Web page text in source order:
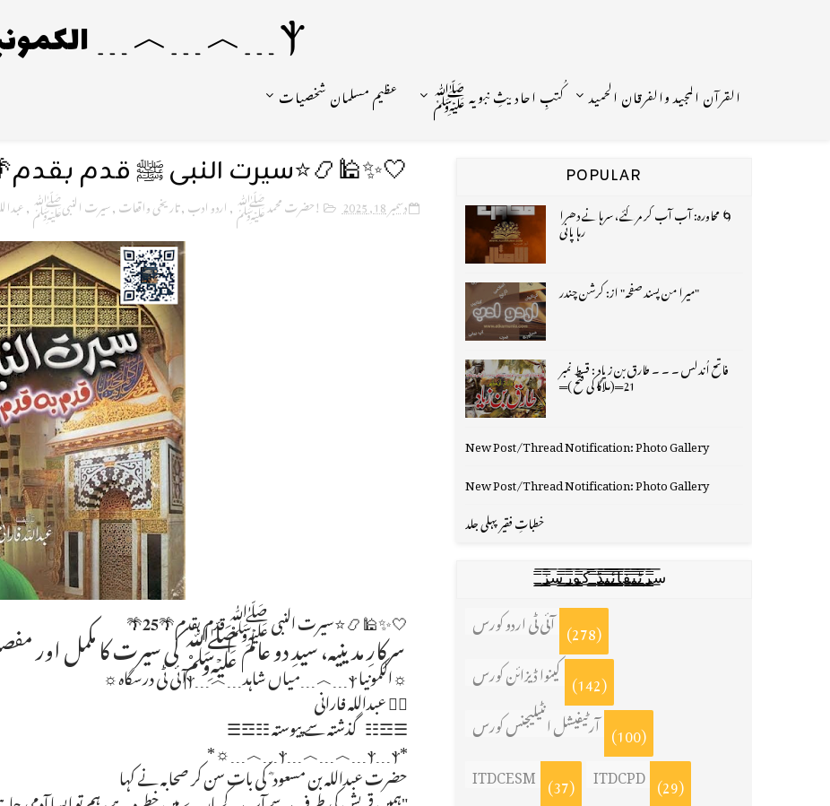
Ⲯ﹍︿﹍︿﹍ الکمونیا ﹍Ⲯ﹍Ⲯ﹍︿﹍☼
القرآن المجید والفرقان الحمید کُتبِ احادیثِ نبویہ ﷺ عظیم مسلمان شخصیات
🤍✨🕌📿⭐️سیرت النبی ﷺ قدم
دسمبر 18, 2025 !حضرت محمد ﷺ ,اردو ادب,تاریخی واقعات,سیرت النبیﷺ ,
🤍✨🕌📿⭐️سیرت النبی ﷺ قدم بقدم🌴𝟐𝟓🌴
سرکارِ مدینیہ، سیدِ دو عالم ﷺ کی سیرت کا مکمل اور
☼الکمونیا ⲯ﹍︿﹍میاں شاہد﹍︿﹍ⲯآئی ٹی درسگاہ☼
✍🏻 عبداللہ فارانی
☰☲☷ گذشتہ سے پیوستہ ☷☲☰
*ⲯ﹍︿﹍︿﹍ⲯ﹍ⲯ﹍︿﹍☼*
حضرت عبداللہ بن مسعود ؓ کی بات سن کر صحابہ نے کہا
POPULAR
🌀 محاورہ: آب آب کر مر گئے، سرہانے دھرا
رہا پانی
"میرا من پسند صفحہ" از: کرشن چندر
فاتح اُندلس ۔ ۔ ۔ طارق بن زیاد : قسط نمبر
21═(ملاگا کی فتح )═
New Post/Thread Notification: Photo Gallery
New Post/Thread Notification: Photo Gallery
خطباتِ فقیر پہلی جلد
س̳̿͟͞ر̳̿͟͞ٹ̳̿͟͞ی̳̿͟͞ف̳̿͟͞ا̳̿͟͞ي̳̳̿ٔ̿͟͟͞͞ی̳̿͟͞ڈ̳̿͟͞ ̳̿͟͞ک̳̿͟͞و̳̿͟͞ر̳̿͟͞س̳̿͟͞ز̳̿͟͞
آئی ٹی اردو کورس (278)
کینوا ڈیزائن کورس (142)
آرٹیفیشل انٹیلیجنس کورس (100)
ITDCESM (37) ITDCPD (29)